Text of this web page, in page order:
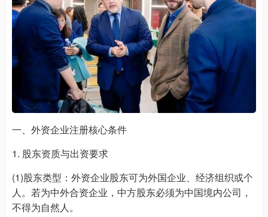
一、外资企业注册核心条件
1. 股东资质与出资要求
(1)股东类型：外资企业股东可为外国企业、经济组织或个
人。若为中外合资企业，中方股东必须为中国境内公司，
不得为自然人。